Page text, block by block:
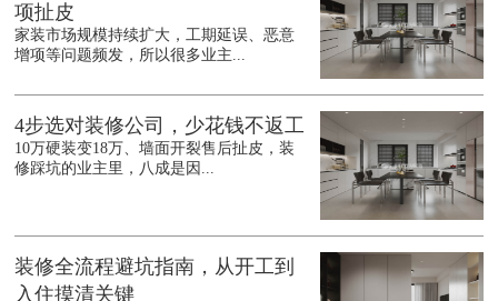
项扯皮
家装市场规模持续扩大，工期延误、恶意
增项等问题频发，所以很多业主...
4步选对装修公司，少花钱不返工
10万硬装变18万、墙面开裂售后扯皮，装
修踩坑的业主里，八成是因...
装修全流程避坑指南，从开工到
入住摸清关键